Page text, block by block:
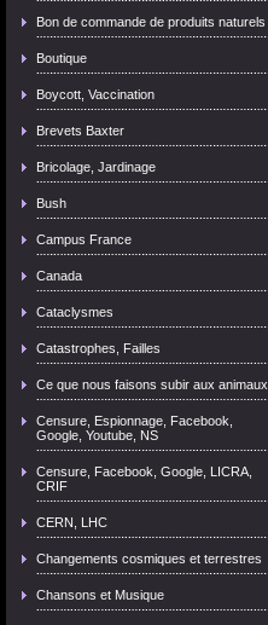
Bon de commande de produits naturels
Boutique
Boycott, Vaccination
Brevets Baxter
Bricolage, Jardinage
Bush
Campus France
Canada
Cataclysmes
Catastrophes, Failles
Ce que nous faisons subir aux animaux
Censure, Espionnage, Facebook,
Google, Youtube, NS
Censure, Facebook, Google, LICRA,
CRIF
CERN, LHC
Changements cosmiques et terrestres
Chansons et Musique